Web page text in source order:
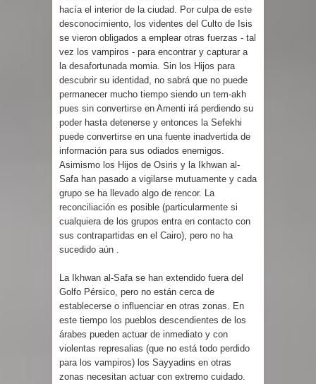
hacía el interior de la ciudad. Por culpa de este
desconocimiento, los videntes del Culto de Isis
se vieron obligados a emplear otras fuerzas - tal
vez los vampiros - para encontrar y capturar a
la desafortunada momia. Sin los Hijos para
descubrir su identidad, no sabrá que no puede
permanecer mucho tiempo siendo un tem-akh
pues sin convertirse en Amenti irá perdiendo su
poder hasta detenerse y entonces la Sefekhi
puede convertirse en una fuente inadvertida de
información para sus odiados enemigos.
Asimismo los Hijos de Osiris y la Ikhwan al-
Safa han pasado a vigilarse mutuamente y cada
grupo se ha llevado algo de rencor. La
reconciliación es posible (particularmente si
cualquiera de los grupos entra en contacto con
sus contrapartidas en el Cairo), pero no ha
sucedido aún .
La Ikhwan al-Safa se han extendido fuera del
Golfo Pérsico, pero no están cerca de
establecerse o influenciar en otras zonas. En
este tiempo los pueblos descendientes de los
árabes pueden actuar de inmediato y con
violentas represalias (que no está todo perdido
para los vampiros) los Sayyadins en otras
zonas necesitan actuar con extremo cuidado.